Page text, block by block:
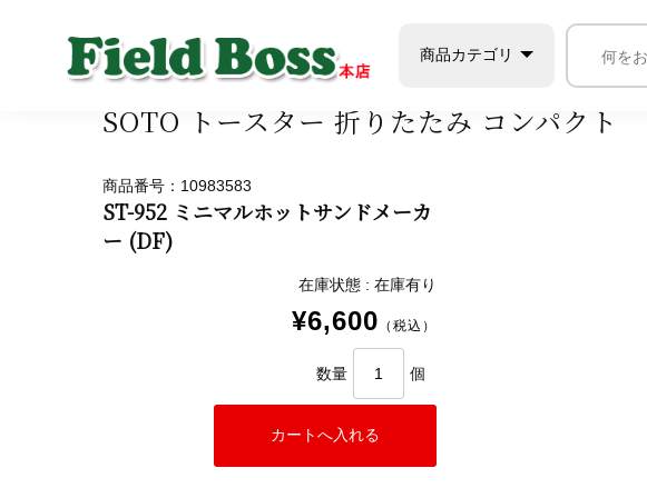
商品カテゴリ
その他クッカー
SOTO トースター 折りたたみ コンパクト
商品番号：10983583
ST-952 ミニマルホットサンドメーカ
ー (DF)
在庫状態 : 在庫有り
¥6,600 （税込）
数量 個